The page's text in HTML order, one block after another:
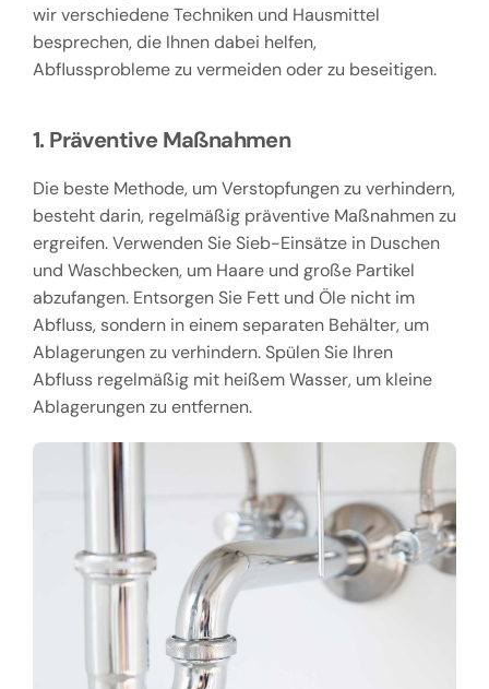
wir verschiedene Techniken und Hausmittel
besprechen, die Ihnen dabei helfen,
Abflussprobleme zu vermeiden oder zu beseitigen.
1. Präventive Maßnahmen
Die beste Methode, um Verstopfungen zu verhindern,
besteht darin, regelmäßig präventive Maßnahmen zu
ergreifen. Verwenden Sie Sieb-Einsätze in Duschen
und Waschbecken, um Haare und große Partikel
abzufangen. Entsorgen Sie Fett und Öle nicht im
Abfluss, sondern in einem separaten Behälter, um
Ablagerungen zu verhindern. Spülen Sie Ihren
Abfluss regelmäßig mit heißem Wasser, um kleine
Ablagerungen zu entfernen.